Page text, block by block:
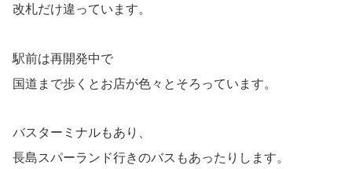
改札だけ違っています。
駅前は再開発中で
国道まで歩くとお店が色々とそろっています。
バスターミナルもあり、
長島スパーランド行きのバスもあったりします。